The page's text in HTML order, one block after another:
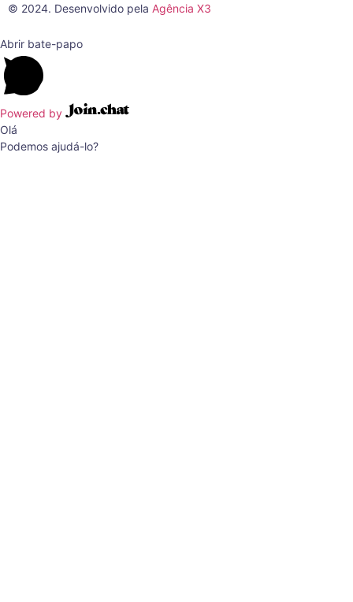
© 2024. Desenvolvido pela Agência X3
Abrir bate-papo
Powered by
Olá
Podemos ajudá-lo?